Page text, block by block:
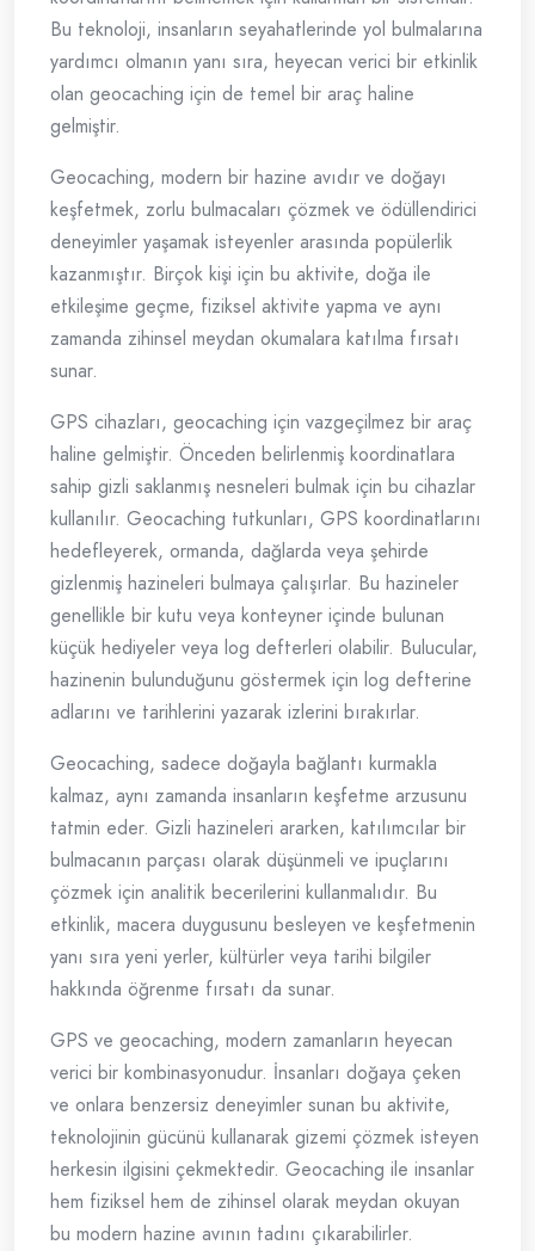
Bu teknoloji, insanların seyahatlerinde yol bulmalarına
yardımcı olmanın yanı sıra, heyecan verici bir etkinlik
olan geocaching için de temel bir araç haline
gelmiştir.
Geocaching, modern bir hazine avıdır ve doğayı
keşfetmek, zorlu bulmacaları çözmek ve ödüllendirici
deneyimler yaşamak isteyenler arasında popülerlik
kazanmıştır. Birçok kişi için bu aktivite, doğa ile
etkileşime geçme, fiziksel aktivite yapma ve aynı
zamanda zihinsel meydan okumalara katılma fırsatı
sunar.
GPS cihazları, geocaching için vazgeçilmez bir araç
haline gelmiştir. Önceden belirlenmiş koordinatlara
sahip gizli saklanmış nesneleri bulmak için bu cihazlar
kullanılır. Geocaching tutkunları, GPS koordinatlarını
hedefleyerek, ormanda, dağlarda veya şehirde
gizlenmiş hazineleri bulmaya çalışırlar. Bu hazineler
genellikle bir kutu veya konteyner içinde bulunan
küçük hediyeler veya log defterleri olabilir. Bulucular,
hazinenin bulunduğunu göstermek için log defterine
adlarını ve tarihlerini yazarak izlerini bırakırlar.
Geocaching, sadece doğayla bağlantı kurmakla
kalmaz, aynı zamanda insanların keşfetme arzusunu
tatmin eder. Gizli hazineleri ararken, katılımcılar bir
bulmacanın parçası olarak düşünmeli ve ipuçlarını
çözmek için analitik becerilerini kullanmalıdır. Bu
etkinlik, macera duygusunu besleyen ve keşfetmenin
yanı sıra yeni yerler, kültürler veya tarihi bilgiler
hakkında öğrenme fırsatı da sunar.
GPS ve geocaching, modern zamanların heyecan
verici bir kombinasyonudur. İnsanları doğaya çeken
ve onlara benzersiz deneyimler sunan bu aktivite,
teknolojinin gücünü kullanarak gizemi çözmek isteyen
herkesin ilgisini çekmektedir. Geocaching ile insanlar
hem fiziksel hem de zihinsel olarak meydan okuyan
bu modern hazine avının tadını çıkarabilirler.